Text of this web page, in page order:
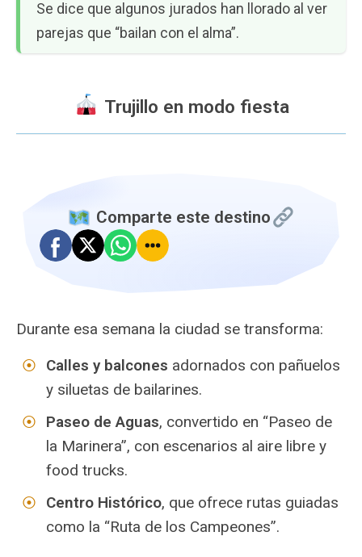
Se dice que algunos jurados han llorado al ver
parejas que “bailan con el alma”.
Trujillo en modo fiesta
️ Comparte este destino
Durante esa semana la ciudad se transforma:
Calles y balcones adornados con pañuelos
y siluetas de bailarines.
Paseo de Aguas, convertido en “Paseo de
la Marinera”, con escenarios al aire libre y
food trucks.
Centro Histórico, que ofrece rutas guiadas
como la “Ruta de los Campeones”.